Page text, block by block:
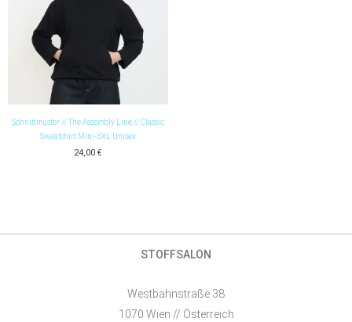
Schnittmuster // The Assembly Line // Classic
Sweatshirt Mini-3XL Unisex
24,00 €
STOFFSALON
Westbahnstraße 38
1070 Wien // Österreich